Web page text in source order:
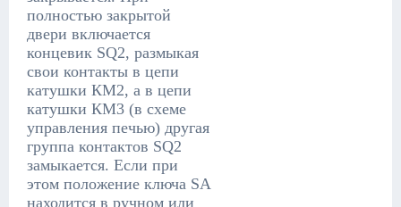
полностью закрытой
двери включается
концевик SQ2, размыкая
свои контакты в цепи
катушки КМ2, а в цепи
катушки КМ3 (в схеме
управления печью) другая
группа контактов SQ2
замыкается. Если при
этом положение ключа SA
находится в ручном или